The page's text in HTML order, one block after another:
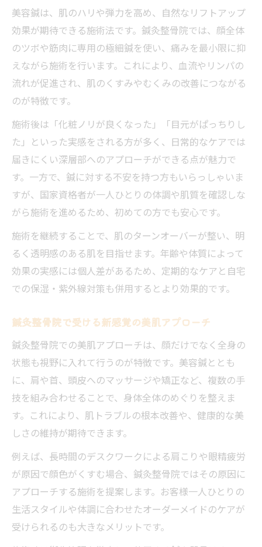
美容鍼は、肌のハリや弾力を高め、自然なリフトアップ
効果が期待できる施術法です。鍼灸整骨院では、顔全体
のツボや筋肉に専用の極細鍼を使い、痛みを最小限に抑
えながら施術を行います。これにより、血流やリンパの
流れが促進され、肌のくすみやむくみの改善につながる
のが特徴です。
施術後は「化粧ノリが良くなった」「目元がぱっちりし
た」といった実感をされる方が多く、日常的なケアでは
届きにくい深層部へのアプローチができる点が魅力で
す。一方で、鍼に対する不安を持つ方もいらっしゃいま
すが、国家資格者が一人ひとりの体調や肌質を確認しな
がら施術を進めるため、初めての方でも安心です。
施術を継続することで、肌のターンオーバーが整い、明
るく透明感のある肌を目指せます。年齢や体質によって
効果の実感には個人差があるため、定期的なケアと自宅
での保湿・紫外線対策も併用するとより効果的です。
鍼灸整骨院で受ける新感覚の美肌アプローチ
鍼灸整骨院での美肌アプローチは、顔だけでなく全身の
状態も視野に入れて行うのが特徴です。美容鍼ととも
に、肩や首、頭皮へのマッサージや矯正など、複数の手
技を組み合わせることで、身体全体のめぐりを整えま
す。これにより、肌トラブルの根本改善や、健康的な美
しさの維持が期待できます。
例えば、長時間のデスクワークによる肩こりや眼精疲労
が原因で顔色がくすむ場合、鍼灸整骨院ではその原因に
アプローチする施術を提案します。お客様一人ひとりの
生活スタイルや体調に合わせたオーダーメイドのケアが
受けられるのも大きなメリットです。